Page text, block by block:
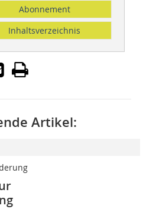
Abonnement
Inhaltsverzeichnis
Artikel: